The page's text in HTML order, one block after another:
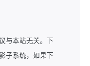
与本站无关。下
子系统，如果下